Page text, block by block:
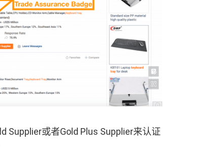
Supplier或者Gold Plus Supplier来认证